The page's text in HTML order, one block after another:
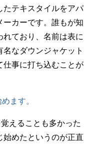
テキスタイルをアパ
カーです。誰もが知
ており、名前は表に
なダウンジャケット
事に打ち込むことが
ます。
えることも多かった
めたというのが正直